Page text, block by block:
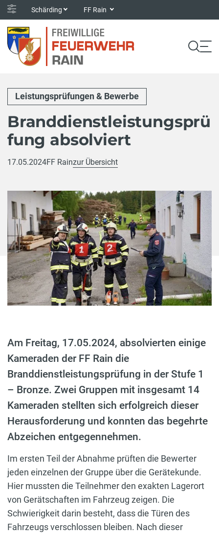
Schärding FF Rain
Leistungsprüfungen & Bewerbe
Branddienstleistungsprü
fung absolviert
17.05.2024FF Rainzur Übersicht
Am Freitag, 17.05.2024, absolvierten einige
Kameraden der FF Rain die
Branddienstleistungsprüfung in der Stufe 1
– Bronze. Zwei Gruppen mit insgesamt 14
Kameraden stellten sich erfolgreich dieser
Herausforderung und konnten das begehrte
Abzeichen entgegennehmen.
Im ersten Teil der Abnahme prüften die Bewerter
jeden einzelnen der Gruppe über die Gerätekunde.
Hier mussten die Teilnehmer den exakten Lagerort
von Gerätschaften im Fahrzeug zeigen. Die
Schwierigkeit darin besteht, dass die Türen des
Fahrzeugs verschlossen bleiben. Nach dieser